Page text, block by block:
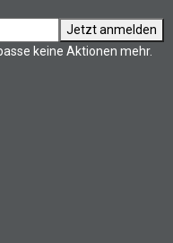
Jetzt anmelden
keine Aktionen mehr.